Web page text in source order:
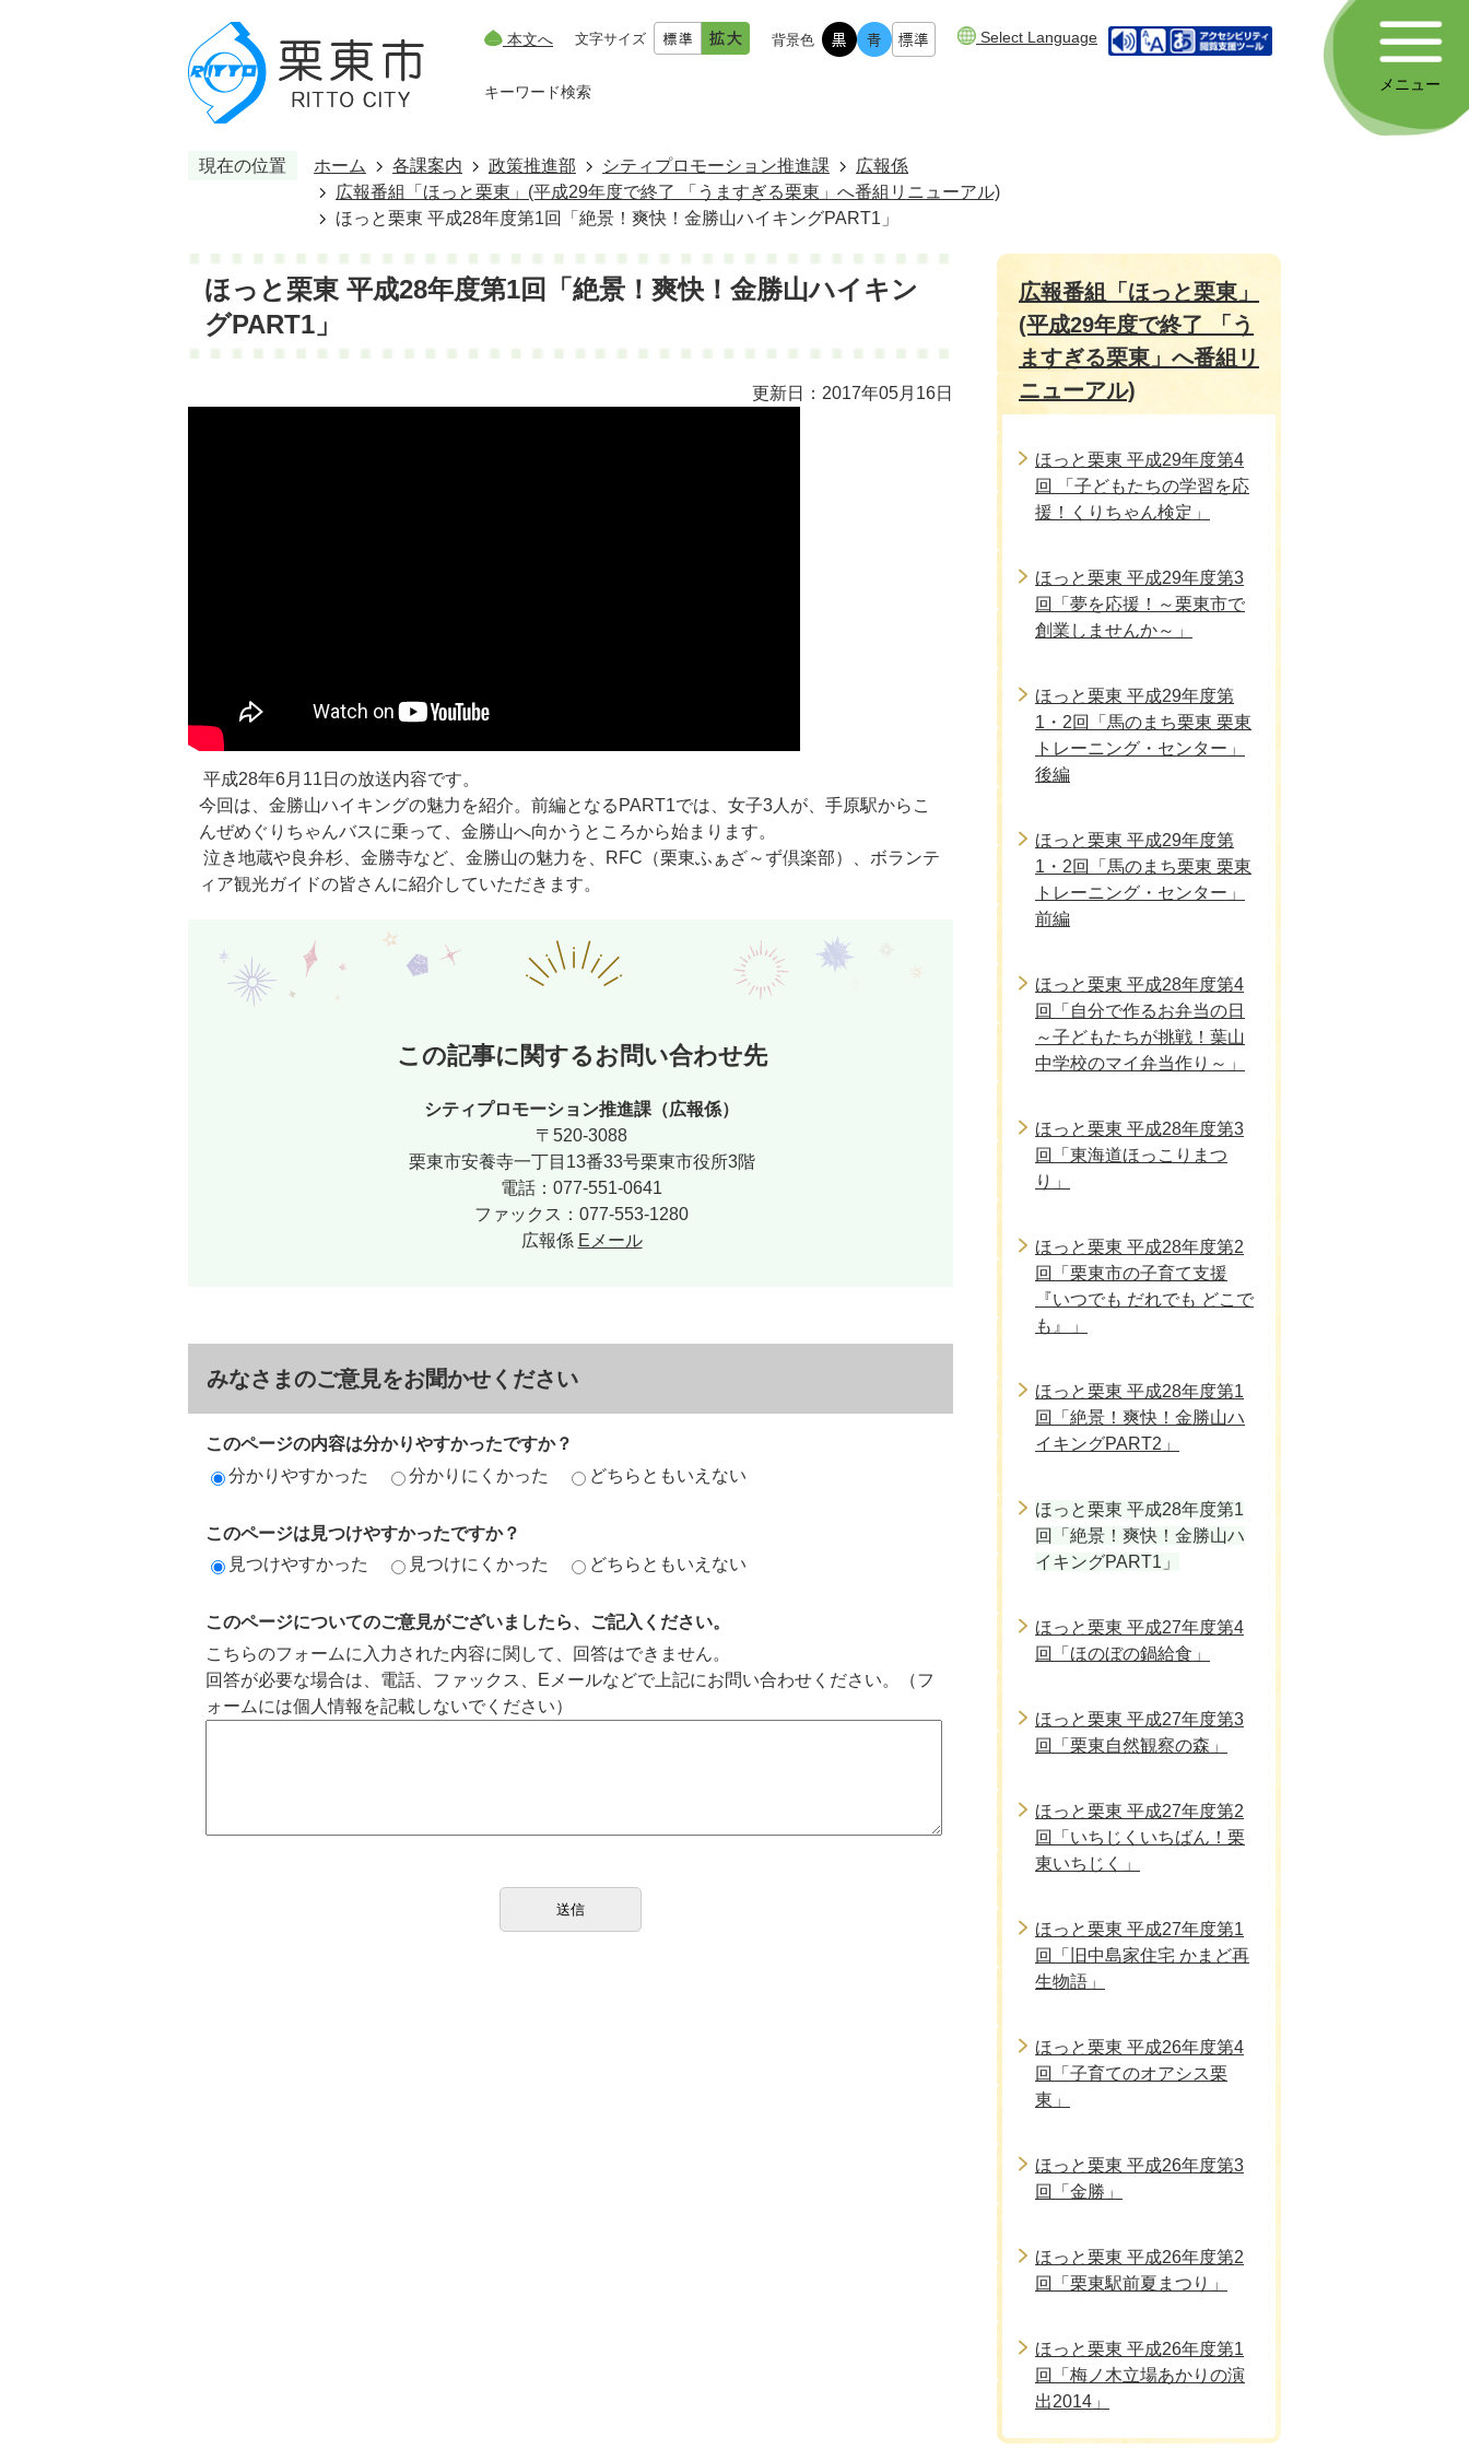
本文へ 文字サイズ 背景色 Select Language
キーワード検索 メニュー
現在の位置 ホーム 各課案内 政策推進部 シティプロモーション推進課
広報係
広報番組「ほっと栗東」(平成29年度で終了 「うますぎる栗東」へ番組リニューアル)
ほっと栗東 平成28年度第1回「絶景！爽快！金勝山ハイキングPART1」
ほっと栗東 平成28年度第1回「絶景！爽快！金勝山ハイキン
グPART1」
更新日：2017年05月16日
平成28年6月11日の放送内容です。
今回は、金勝山ハイキングの魅力を紹介。前編となるPART1では、女子3人が、手原駅からこ
んぜめぐりちゃんバスに乗って、金勝山へ向かうところから始まります。
泣き地蔵や良弁杉、金勝寺など、金勝山の魅力を、RFC（栗東ふぁざ～ず倶楽部）、ボランテ
ィア観光ガイドの皆さんに紹介していただきます。
この記事に関するお問い合わせ先
シティプロモーション推進課（広報係）
〒520-3088
栗東市安養寺一丁目13番33号栗東市役所3階
電話：077-551-0641
ファックス：077-553-1280
広報係 Eメール
みなさまのご意見をお聞かせください
このページの内容は分かりやすかったですか？
分かりやすかった
分かりにくかった どちらともいえない
このページは見つけやすかったですか？
見つけやすかった
見つけにくかった どちらともいえない
このページについてのご意見がございましたら、ご記入ください。
こちらのフォームに入力された内容に関して、回答はできません。
回答が必要な場合は、電話、ファックス、Eメールなどで上記にお問い合わせください。（フ
ォームには個人情報を記載しないでください）
広報番組「ほっと栗東」
(平成29年度で終了 「う
ますぎる栗東」へ番組リ
ニューアル)
ほっと栗東 平成29年度第4
回 「子どもたちの学習を応
援！くりちゃん検定」
ほっと栗東 平成29年度第3
回「夢を応援！～栗東市で
創業しませんか～」
ほっと栗東 平成29年度第
1・2回「馬のまち栗東 栗東
トレーニング・センター」
後編
ほっと栗東 平成29年度第
1・2回「馬のまち栗東 栗東
トレーニング・センター」
前編
ほっと栗東 平成28年度第4
回「自分で作るお弁当の日
～子どもたちが挑戦！葉山
中学校のマイ弁当作り～」
ほっと栗東 平成28年度第3
回「東海道ほっこりまつ
り」
ほっと栗東 平成28年度第2
回「栗東市の子育て支援
『いつでも だれでも どこで
も』」
ほっと栗東 平成28年度第1
回「絶景！爽快！金勝山ハ
イキングPART2」
ほっと栗東 平成28年度第1
回「絶景！爽快！金勝山ハ
イキングPART1」
ほっと栗東 平成27年度第4
回「ほのぼの鍋給食」
ほっと栗東 平成27年度第3
回「栗東自然観察の森」
ほっと栗東 平成27年度第2
回「いちじくいちばん！栗
東いちじく」
ほっと栗東 平成27年度第1
回「旧中島家住宅 かまど再
生物語」
ほっと栗東 平成26年度第4
回「子育てのオアシス栗
東」
ほっと栗東 平成26年度第3
回「金勝」
ほっと栗東 平成26年度第2
回「栗東駅前夏まつり」
ほっと栗東 平成26年度第1
回「梅ノ木立場あかりの演
出2014」